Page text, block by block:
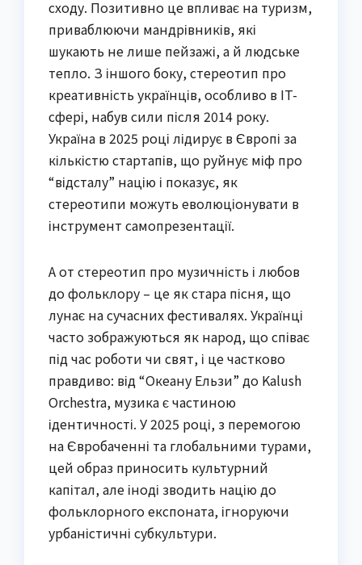
сходу. Позитивно це впливає на туризм,
приваблюючи мандрівників, які
шукають не лише пейзажі, а й людське
тепло. З іншого боку, стереотип про
креативність українців, особливо в IT-
сфері, набув сили після 2014 року.
Україна в 2025 році лідирує в Європі за
кількістю стартапів, що руйнує міф про
“відсталу” націю і показує, як
стереотипи можуть еволюціонувати в
інструмент самопрезентації.
А от стереотип про музичність і любов
до фольклору – це як стара пісня, що
лунає на сучасних фестивалях. Українці
часто зображуються як народ, що співає
під час роботи чи свят, і це частково
правдиво: від “Океану Ельзи” до Kalush
Orchestra, музика є частиною
ідентичності. У 2025 році, з перемогою
на Євробаченні та глобальними турами,
цей образ приносить культурний
капітал, але іноді зводить націю до
фольклорного експоната, ігноруючи
урбаністичні субкультури.